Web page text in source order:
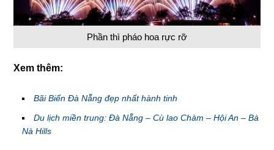
Phần thì pháo hoa rực rỡ
Xem thêm:
Bãi Biển Đà Nẵng đẹp nhất hành tinh
Du lịch miền trung: Đà Nẵng – Cù lao Chàm – Hội An – Bà
Nà Hills